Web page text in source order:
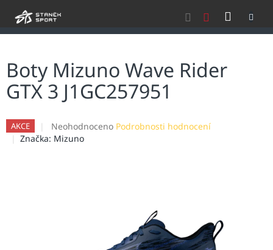
Boty Mizuno Wave Rider
GTX 3 J1GC257951
AKCE
Průměrné
hodnocení
Neohodnoceno Podrobnosti hodnocení
Značka: Mizuno